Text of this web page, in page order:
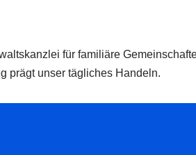
für familiäre
prägt unser tägliches Handeln.